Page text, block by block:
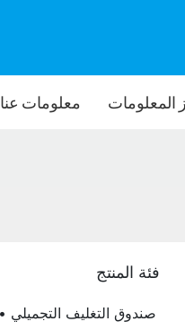
معلومات عنا المعلومات
فئة المنتج
• صندوق التغليف التجميلي